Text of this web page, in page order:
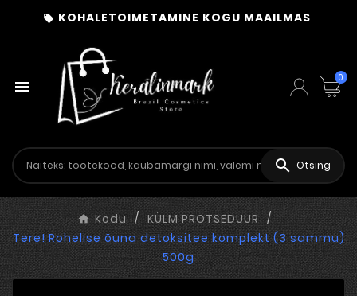
 KOHALETOIMETAMINE KOGU MAAILMAS
 0
 Otsing
Kodu
KÜLM PROTSEDUUR
Tere! Rohelise õuna detoksitee komplekt (3 sammu)
500g